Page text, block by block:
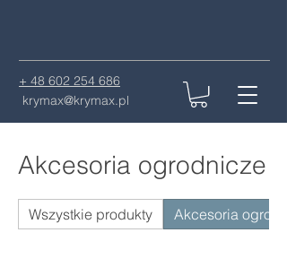
+ 48 602 254 686
krymax@krymax.pl
Akcesoria ogrodnicze
Wszystkie produkty Akcesoria